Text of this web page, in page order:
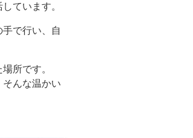
ています。
で行い、自
所です。
そんな温かい